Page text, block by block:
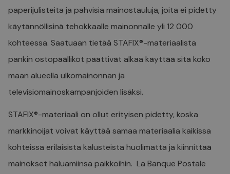
paperijulisteita ja pahvisia mainostauluja, joita ei pidetty
käytännöllisinä tehokkaalle mainonnalle yli 12 000
kohteessa. Saatuaan tietää STAFIX®-materiaalista
pankin ostopäälliköt päättivät alkaa käyttää sitä koko
maan alueella ulkomainonnan ja
televisiomainoskampanjoiden lisäksi.
STAFIX®-materiaali on ollut erityisen pidetty, koska
markkinoijat voivat käyttää samaa materiaalia kaikissa
kohteissa erilaisista kalusteista huolimatta ja kiinnittää
mainokset haluamiinsa paikkoihin. La Banque Postale